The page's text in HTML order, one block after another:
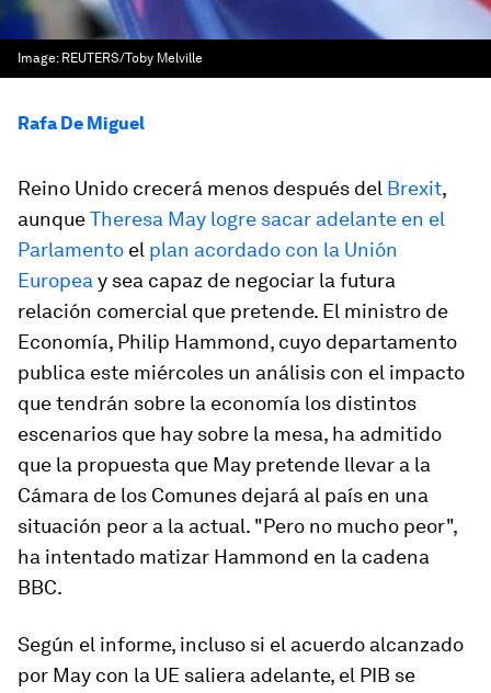
Image: REUTERS/Toby Melville
Rafa De Miguel
Reino Unido crecerá menos después del Brexit,
aunqueTheresa May logre sacar adelante en el
Parlamento el plan acordado con la Unión
Europea y sea capaz de negociar la futura
relación comercial que pretende. El ministro de
Economía, Philip Hammond, cuyo departamento
publica este miércoles un análisis con el impacto
que tendrán sobre la economía los distintos
escenarios que hay sobre la mesa, ha admitido
que la propuesta que May pretende llevar a la
Cámara de los Comunes dejará al país en una
situación peor a la actual. "Pero no mucho peor",
ha intentado matizar Hammond en la cadena
BBC.
Según el informe, incluso si el acuerdo alcanzado
por May con la UE saliera adelante, el PIB se